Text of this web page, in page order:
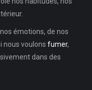
émotions, de nos
nous voulons fumer,
dans des